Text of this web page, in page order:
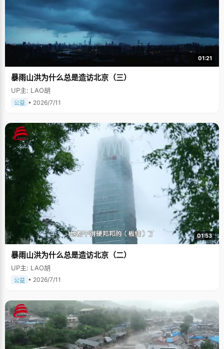
01:21
暴雨山洪为什么总是造访北京（三）
UP主: LAO胡
公益 • 2026/7/11
01:53
暴雨山洪为什么总是造访北京（二）
UP主: LAO胡
公益 • 2026/7/11